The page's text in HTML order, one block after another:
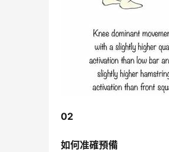
02
如何准確預備